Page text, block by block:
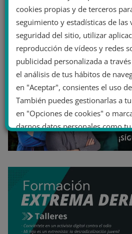
cookies propias y de terceros
seguimiento y estadísticas de las
seguridad del sitio, utilizar
reproducción de vídeos y redes
publicidad personalizada a
el análisis de tus hábitos de
en "Aceptar", consientes el uso
También puedes gestionarlas a
en "Opciones de cookies" o
darnos datos personales como
último, puedes leer nuestra
No dar mi información personal
Opciones de cookies
Rechazar cookies